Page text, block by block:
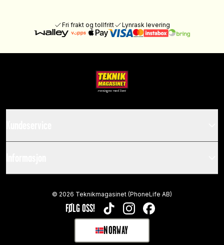
Fri frakt og tollfritt Lynrask levering
FØLG OSS! TIKTOKINSTAGRAMFACEBOOK
NORWAY
SELECT MARKET
© 2026 Teknikmagasinet (PhoneLife AB)